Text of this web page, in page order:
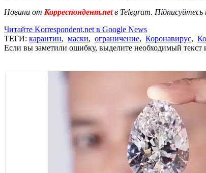
Новини от Корреспондент.netв Telegram.
Читайте Korrespondent.net в Google News
ТЕГИ: карантин, маски, ограничение, Коронавирус,
Если вы заметили ошибку, выделите необходимый